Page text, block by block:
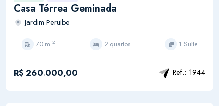
Casa Térrea Geminada
Jardim Peruibe
70 m 2 2 quartos 1 Suíte
R$ 260.000,00 Ref.: 1944